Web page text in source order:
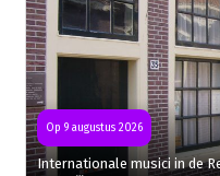
Op 9 augustus 2026
Internationale musici in de